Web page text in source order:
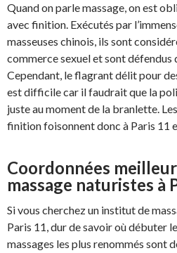
Quand on parle massage, on est
avec finition. Exécutés par
masseuses chinois, ils sont
commerce sexuel et sont défendus
Cependant, le flagrant délit pour
est difficile car il faudrait que la
juste au moment de la branlette.
finition foisonnent donc à Paris 11
Coordonnées
massage naturistes à
Si vous cherchez un institut de
Paris 11, dur de savoir où débuter
massages les plus renommés sont